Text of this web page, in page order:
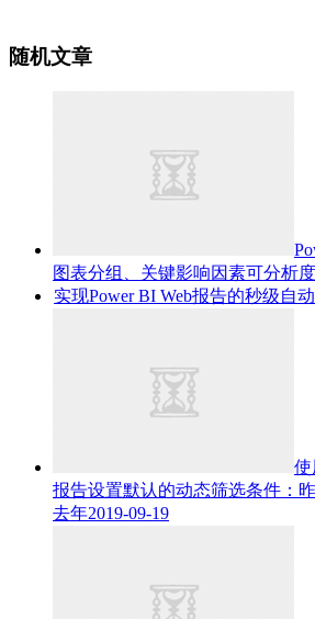
随机文章
图表分组、关键影响因素可分析
实现Power BI Web报告的秒级自
使
报告设置默认的动态筛选条件：
去年2019-09-19